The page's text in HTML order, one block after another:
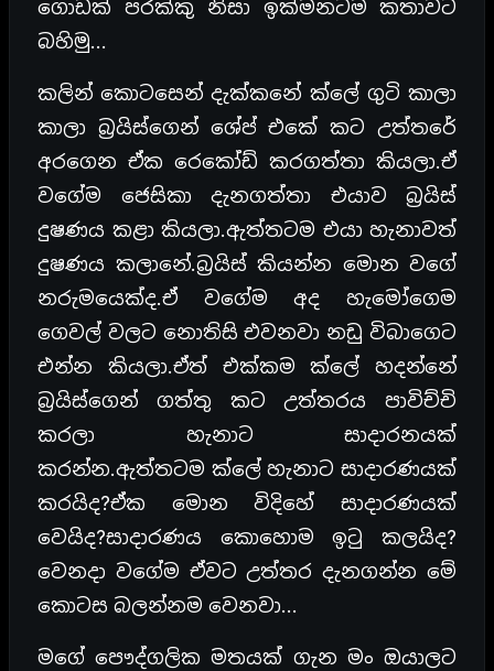
ගොඩක් පරක්කු නිසා ඉක්මනටම කතාවට
බහිමු…
කලින් කොටසෙන් දැක්කනේ ක්ලේ ගුටි කාලා
කාලා බ්‍රයිස්ගෙන් ශේප් එකේ කට උත්තරේ
අරගෙන ඒක රෙකෝඩ් කරගත්තා කියලා.ඒ
වගේම ජෙසිකා දැනගත්තා එයාව බ්‍රයිස්
දුෂණය කළා කියලා.ඇත්තටම එයා හැනාවත්
දුෂණය කලානේ.බ්‍රයිස් කියන්න මොන වගේ
නරුමයෙක්ද.ඒ වගේම අද හැමෝගෙම
ගෙවල් වලට නොතිසි එවනවා නඩු විබාගෙට
එන්න කියලා.ඒත් එක්කම ක්ලේ හදන්නේ
බ්‍රයිස්ගෙන් ගත්තු කට උත්තරය පාවිච්චි
කරලා හැනාට සාදාරනයක්
කරන්න.ඇත්තටම ක්ලේ හැනාට සාදාරණයක්
කරයිද?ඒක මොන විදිහේ සාදාරණයක්
වෙයිද?සාදාරණය කොහොම ඉටු කලයිද?
වෙනදා වගේම ඒවට උත්තර දැනගන්න මේ
කොටස බලන්නම වෙනවා…
මගේ පෞද්ගලික මතයක් ගැන මං ඔයාලට